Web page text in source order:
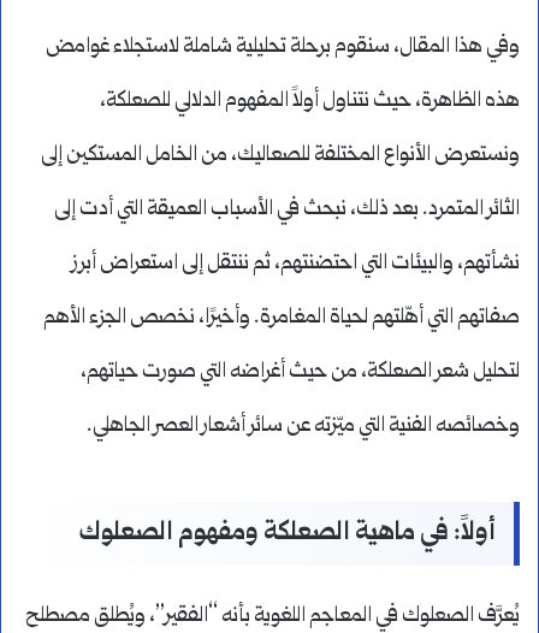
وفي هذا المقال، سنقوم برحلة تحليلية شاملة لاستجلاء غوامض
هذه الظاهرة، حيث نتناول أولاً المفهوم الدلالي للصعلكة،
ونستعرض الأنواع المختلفة للصعاليك، من الخامل المستكين إلى
الثائر المتمرد. بعد ذلك، نبحث في الأسباب العميقة التي أدت إلى
نشأتهم، والبيئات التي احتضنتهم، ثم ننتقل إلى استعراض أبرز
صفاتهم التي أهّلتهم لحياة المغامرة. وأخيرًا، نخصص الجزء الأهم
لتحليل شعر الصعلكة، من حيث أغراضه التي صورت حياتهم،
وخصائصه الفنية التي ميّزته عن سائر أشعار العصر الجاهلي.
أولاً: في ماهية الصعلكة ومفهوم الصعلوك
يُعرَّف الصعلوك في المعاجم اللغوية بأنه “الفقير”، ويُطلق مصطلح